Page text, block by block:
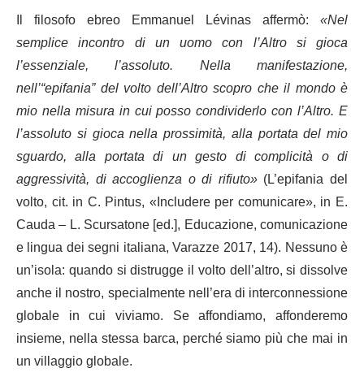
Il filosofo ebreo Emmanuel Lévinas affermò: «Nel
semplice incontro di un uomo con l’Altro si gioca
l’essenziale, l’assoluto. Nella manifestazione,
nell’“epifania” del volto dell’Altro scopro che il mondo è
mio nella misura in cui posso condividerlo con l’Altro. E
l’assoluto si gioca nella prossimità, alla portata del mio
sguardo, alla portata di un gesto di complicità o di
aggressività, di accoglienza o di rifiuto» (L’epifania del
volto, cit. in C. Pintus, «Includere per comunicare», in E.
Cauda – L. Scursatone [ed.], Educazione, comunicazione
e lingua dei segni italiana, Varazze 2017, 14). Nessuno è
un’isola: quando si distrugge il volto dell’altro, si dissolve
anche il nostro, specialmente nell’era di interconnessione
globale in cui viviamo. Se affondiamo, affonderemo
insieme, nella stessa barca, perché siamo più che mai in
un villaggio globale.